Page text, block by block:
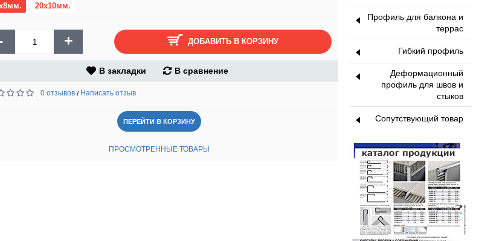
Профиль для балкона и
террас
Гибкий профиль
Деформационный
профиль для швов и
стыков
Сопутствующий товар
20х10мм.
+ ДОБАВИТЬ В КОРЗИНУ
В закладки В сравнение
0 отзывов / Написать отзыв
ПЕРЕЙТИ В КОРЗИНУ
ПРОСМОТРЕННЫЕ ТОВАРЫ